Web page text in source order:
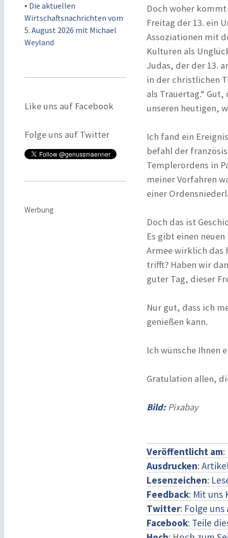
▪ Die aktuellen
Wirtschaftsnachrichten vom
5. August 2026 mit Michael
Weyland
Like uns auf Facebook
Folge uns auf Twitter
Werbung
Doch woher kommt
Freitag der 13. ein
Assoziationen mit
Kulturen als
Judas, der der 13.
in der christlichen
als Trauertag.“
unseren heutigen,
Ich fand ein
befahl der
Templerordens in
meiner Vorfahren
einer
Doch das ist
Es gibt einen
Armee wirklich das
trifft? Haben wir
guter Tag, dieser
Nur gut, dass ich
genießen kann.
Ich wünsche Ihnen
Gratulation allen,
Bild:Pixabay
Veröffentlicht am:
Ausdrucken:
Lesenzeichen:
Feedback: Mit uns
Twitter: Folge
Facebook: Teile